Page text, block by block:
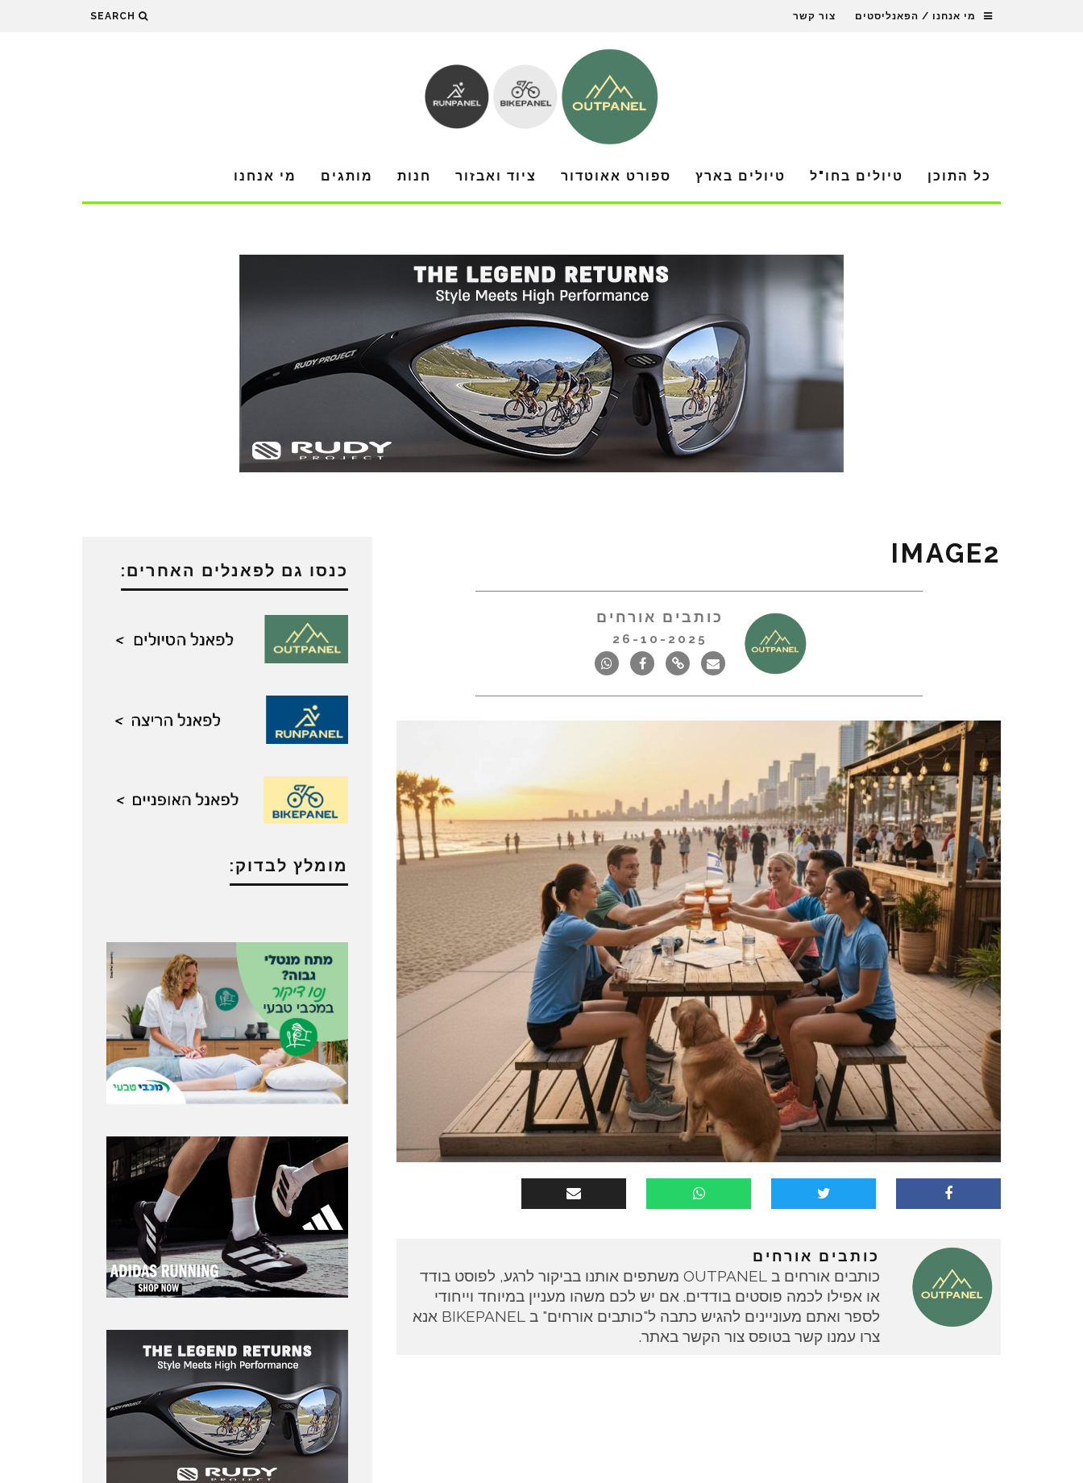
מי אנחנו / הפאנליסטים צור קשר SEARCH
כל התוכן טיולים בחו"ל טיולים בארץ ספורט אאוטדור ציוד ואבזור חנות מותגים מי אנחנו
IMAGE2
כותבים אורחים
26-10-2025
כותבים אורחים
כותבים אורחים ב OUTPANEL משתפים אותנו בביקור לרגע, לפוסט בודד
או אפילו לכמה פוסטים בודדים. אם יש לכם משהו מעניין במיוחד וייחודי
לספר ואתם מעוניינים להגיש כתבה ל"כותבים אורחים" ב BIKEPANEL אנא
צרו עמנו קשר בטופס צור הקשר באתר.
כנסו גם לפאנלים האחרים:
מומלץ לבדוק: